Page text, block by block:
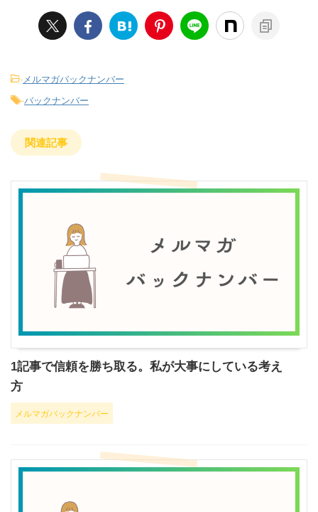
-メルマガバックナンバー
-バックナンバー
関連記事
1記事で信頼を勝ち取る。私が大事にしている考え
方
メルマガバックナンバー